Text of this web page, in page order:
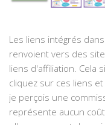
Les liens intégrés
renvoient vers des
liens d'affiliation. Cela
cliquez sur ces liens
je perçois une
représente aucun